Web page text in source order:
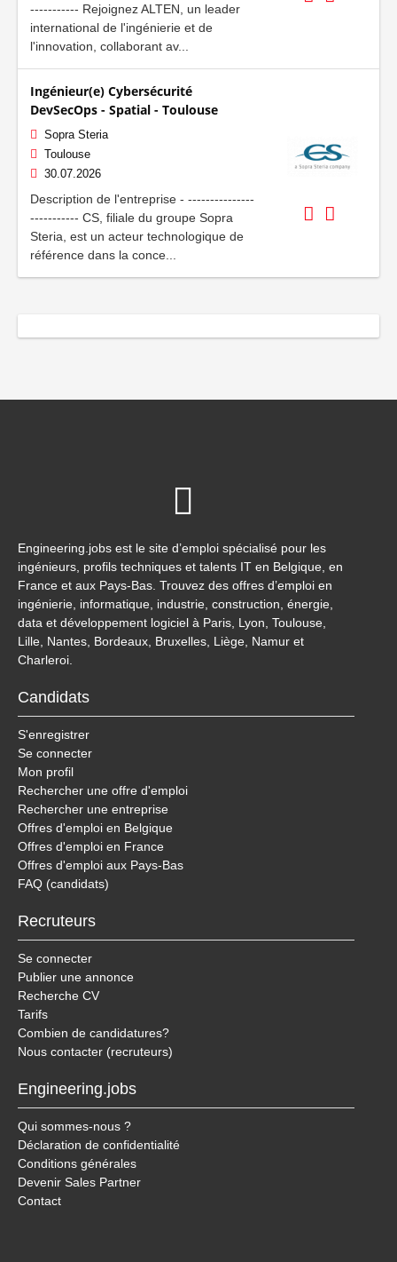
----------- Rejoignez ALTEN, un leader
international de l'ingénierie et de
l'innovation, collaborant av...
Ingénieur(e) Cybersécurité
DevSecOps - Spatial - Toulouse
Sopra Steria
Toulouse
30.07.2026
Description de l'entreprise - ---------------
----------- CS, filiale du groupe Sopra
Steria, est un acteur technologique de
référence dans la conce...
Engineering.jobs est le site d’emploi spécialisé pour les
ingénieurs, profils techniques et talents IT en Belgique, en
France et aux Pays-Bas. Trouvez des offres d’emploi en
ingénierie, informatique, industrie, construction, énergie,
data et développement logiciel à Paris, Lyon, Toulouse,
Lille, Nantes, Bordeaux, Bruxelles, Liège, Namur et
Charleroi.
Candidats
S'enregistrer
Se connecter
Mon profil
Rechercher une offre d'emploi
Rechercher une entreprise
Offres d'emploi en Belgique
Offres d'emploi en France
Offres d'emploi aux Pays-Bas
FAQ (candidats)
Recruteurs
Se connecter
Publier une annonce
Recherche CV
Tarifs
Combien de candidatures?
Nous contacter (recruteurs)
Engineering.jobs
Qui sommes-nous ?
Déclaration de confidentialité
Conditions générales
Devenir Sales Partner
Contact